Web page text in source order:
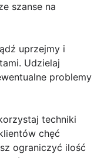
szanse na
uprzejmy i
Udzielaj
problemy
techniki
chęć
ograniczyć ilość